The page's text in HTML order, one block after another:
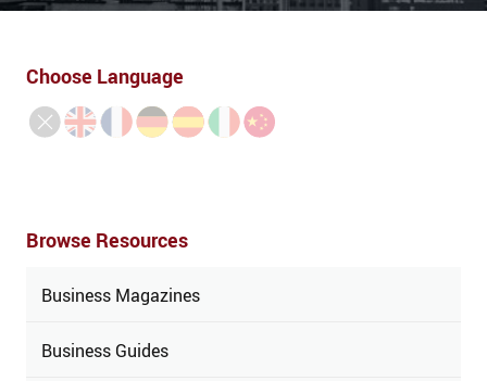
Choose Language
Browse Resources
Business Magazines
Business Guides